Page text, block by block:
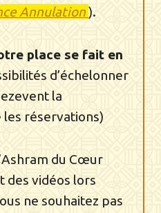
Annulation).
place se fait en
d’échelonner
la
réservations)
du Cœur
des vidéos lors
ne souhaitez pas